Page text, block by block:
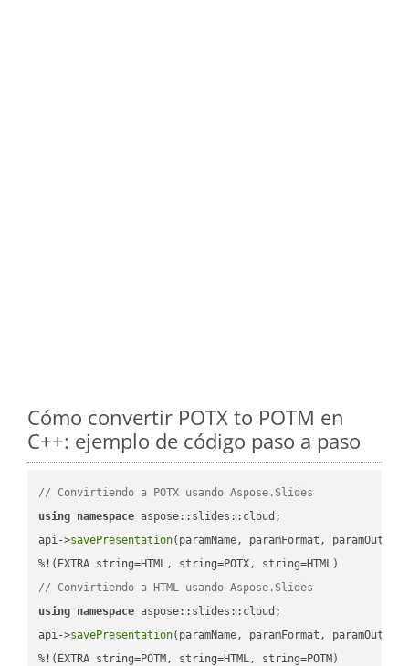
Cómo convertir POTX to POTM en
C++: ejemplo de código paso a paso
// Convirtiendo a POTX usando Aspose.Slides
using namespace aspose::slides::cloud;
api->savePresentation(paramName, paramFormat,
// Convirtiendo a HTML usando Aspose.Slides
using namespace aspose::slides::cloud;
api->savePresentation(paramName, paramFormat,
%!(EXTRA string=POTM, string=HTML, string=POTM)